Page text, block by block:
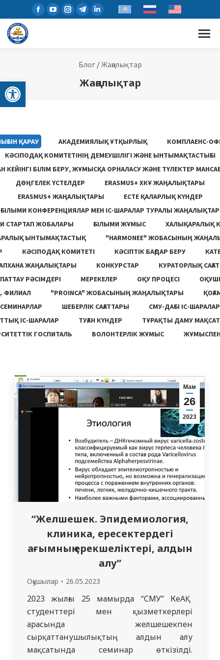
Open toolbar
Блог/Жаңалықтар
Жаңалықтар
ҚАРАУ АКАДЕМИЯЛЫҚ ҰТҚЫРЛЫҚ
КОМПЛАЕНС-
КӘСІПОДАҚ КОМИТЕТІНІҢ ДЕМЕУШІЛІГІ ЖӘНЕ ЫНТЫМАҚТАСТЫҒЫ
КЕЙІНГІ БІЛІМ БЕРУ, ЖҰМЫСҚА ОРНАЛАСУ ЖƏНЕ ТҮЛЕКТЕР
ДӨҢГЕЛЕК ҮСТЕЛДЕР
ERASMUS+ ХКҰ ЖАҢАЛЫҚТАРЫ
ERASMUS+ ЖАҢАЛЫҚТАРЫ
ЕСТЕ ҚАЛАРЛЫҚ КҮНДЕР
ҒЫЛЫМИ КОНФЕРЕНЦИЯЛАР МЕН ІС-ШАРАЛАР ТУРАЛЫ ЖАҢАЛЫҚТАР
СТАРТАП ЖОБАЛАРЫ
ҒЫЛЫМИ ЖҰМЫС
ХАЛЫҚАРАЛЫҚ
ЫНТЫМАҚТАСТЫҚ
"HARMONEE" ЖОБАСЫНЫҢ
КӘСІПОДАҚ КОМИТЕТІ КӘСІПТІК БАҒДАР БЕРУ
ЖАҢАЛЫҚТАРЫ
КОНКУРСТАР
КУРАТОРЛЫҚ
РӘСІМДЕРІ
МЕРЕКЕЛЕР ОҚУ ПРОЦЕСІ
ФИЛИАЛ
"PROINCA" ЖОБАСЫНЫҢ ЖАҢАЛЫҚТАРЫ
СЕМИНАРЛАР
ШЕБЕРЛІК САҒАТТАРЫ
СМУ-ДАҒЫ ІС-ШАРАЛАР
ІС-ШАРАЛАР
ТУҒАН КҮНДЕР
ТҰРАҚТЫ ДАМУ
ГОСПИТАЛЬ
ВОЛОНТЕРЛІК ЖҰМЫС
Мам
26
2023
“Желшешек. Эпидемиология,
клиника, ересектердегі
ағымның ерекшеліктері, алдын
алу”
Оқушылар 26.05.2023
2023 жылғы 25 мамырда “СМУ” КеАҚ
студенттері мен қызметкерлері
арасында желшешекпен
сырқаттанушылықтың алдын алу
мақсатында семинар өткізілді.